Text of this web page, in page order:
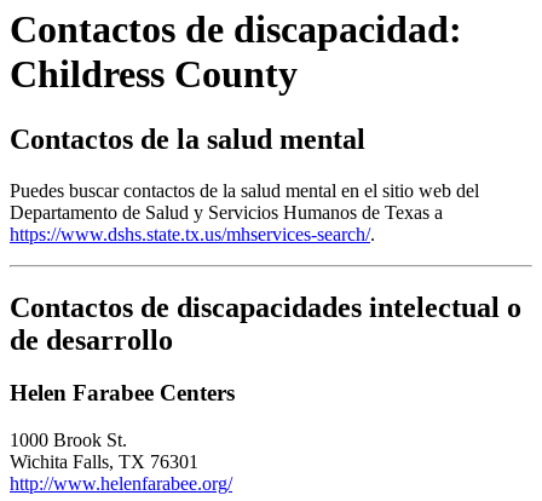
Contactos de discapacidad:
Childress County
Contactos de la salud mental
Puedes buscar contactos de la salud mental en el sitio web del
Departamento de Salud y Servicios Humanos de Texas a
https://www.dshs.state.tx.us/mhservices-search/.
Contactos de discapacidades intelectual o
de desarrollo
Helen Farabee Centers
1000 Brook St.
Wichita Falls, TX 76301
http://www.helenfarabee.org/